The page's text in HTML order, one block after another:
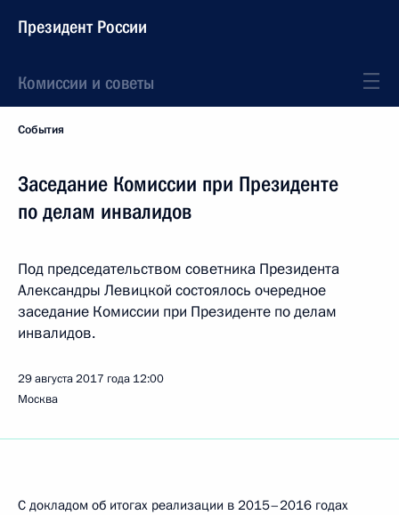
Президент России
Комиссии и советы
События
Заседание Комиссии при Президенте
по делам инвалидов
Под председательством советника Президента
Александры Левицкой состоялось очередное
заседание Комиссии при Президенте по делам
инвалидов.
29 августа 2017 года 12:00
Москва
С докладом об итогах реализации в 2015–2016 годах